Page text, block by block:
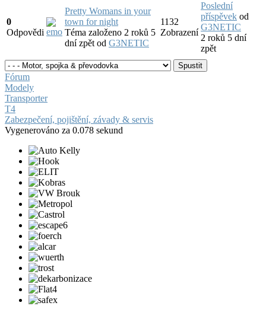
0
Odpovědi
Pretty Womans in your
town for night
Téma založeno 2 roků 5
dní zpětod G3NETIC
1132
Zobrazení
Poslední
příspěvek od
G3NETIC
2 roků 5 dní
zpět
Fórum
Modely
Transporter
T4
Zabezpečení, pojištění, závady & servis
Vygenerováno za 0.078 sekund